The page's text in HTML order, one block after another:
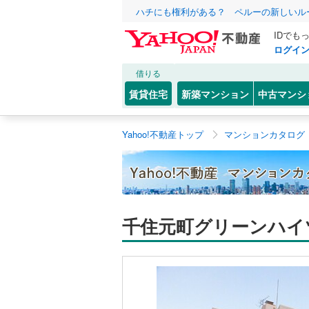
ハチにも権利がある？ ペルーの新しいル
IDでも
ログイン
借りる
賃貸住宅 新築マンション 中古マンシ
Yahoo!不動産トップ マンションカタログ
千住元町グリーンハ